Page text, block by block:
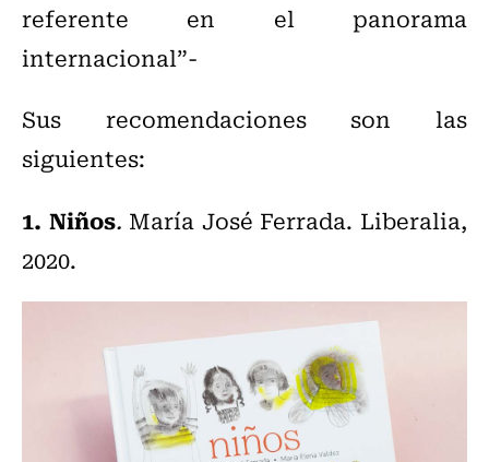
referente en el panorama
internacional”-
Sus recomendaciones son las
siguientes:
1. Niños. María José Ferrada. Liberalia,
2020.